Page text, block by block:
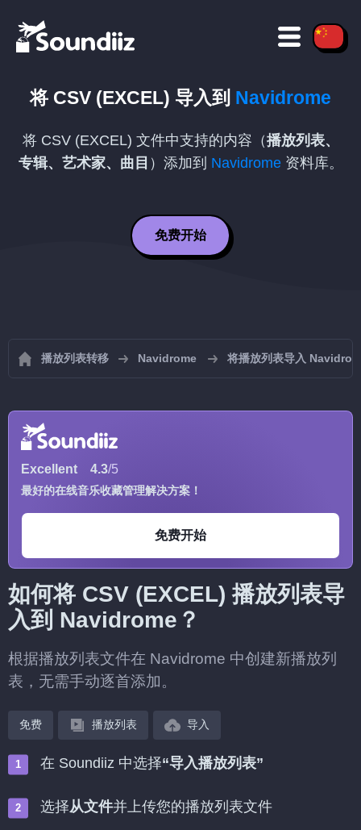
将 CSV (EXCEL) 导入到 Navidrome
将 CSV (EXCEL) 文件中支持的内容（播放列表、
专辑、艺术家、曲目 ）添加到 Navidrome资料库。
免费开始
播放列表转移 Navidrome 将播放列表导入
Excellent 4.3/5
最好的在线音乐收藏管理解决方案！
免费开始
如何将 CSV (EXCEL) 播放列表导
入到 Navidrome？
根据播放列表文件在 Navidrome 中创建新播放列
表，无需手动逐首添加。
免费 播放列表 导入
在 Soundiiz 中选择“导入播放列表”
选择从文件并上传您的播放列表文件